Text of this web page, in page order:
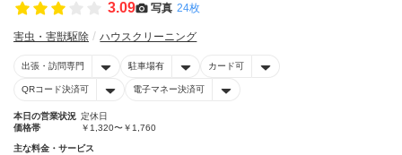
3.09 写真 24枚
害虫・害獣駆除 ハウスクリーニング
出張・訪問専門 駐車場有 カード可
QRコード決済可 電子マネー決済可
本日の営業状況 定休日
価格帯
￥1,320〜￥1,760
主な料金・サービス